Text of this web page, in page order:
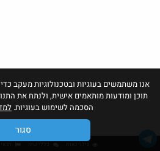
אנו משתמשים בעוגיות ובטכנולוגיות מעקב
תוכן ומודעות מותאמים אישית, ולנתח את
הסכמה לשימוש בעוגיות.
סגור